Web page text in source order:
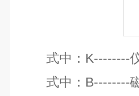
式中：
式中：B--------